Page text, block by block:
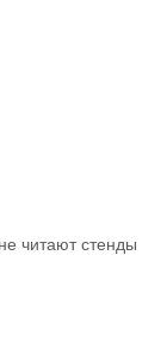
читают стенды